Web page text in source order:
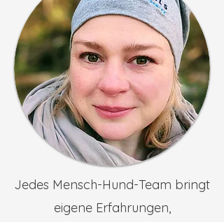
Jedes Mensch-Hund-Team bringt
eigene Erfahrungen,